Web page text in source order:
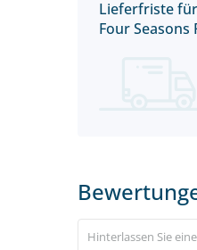
Lieferfriste
Four Seasons